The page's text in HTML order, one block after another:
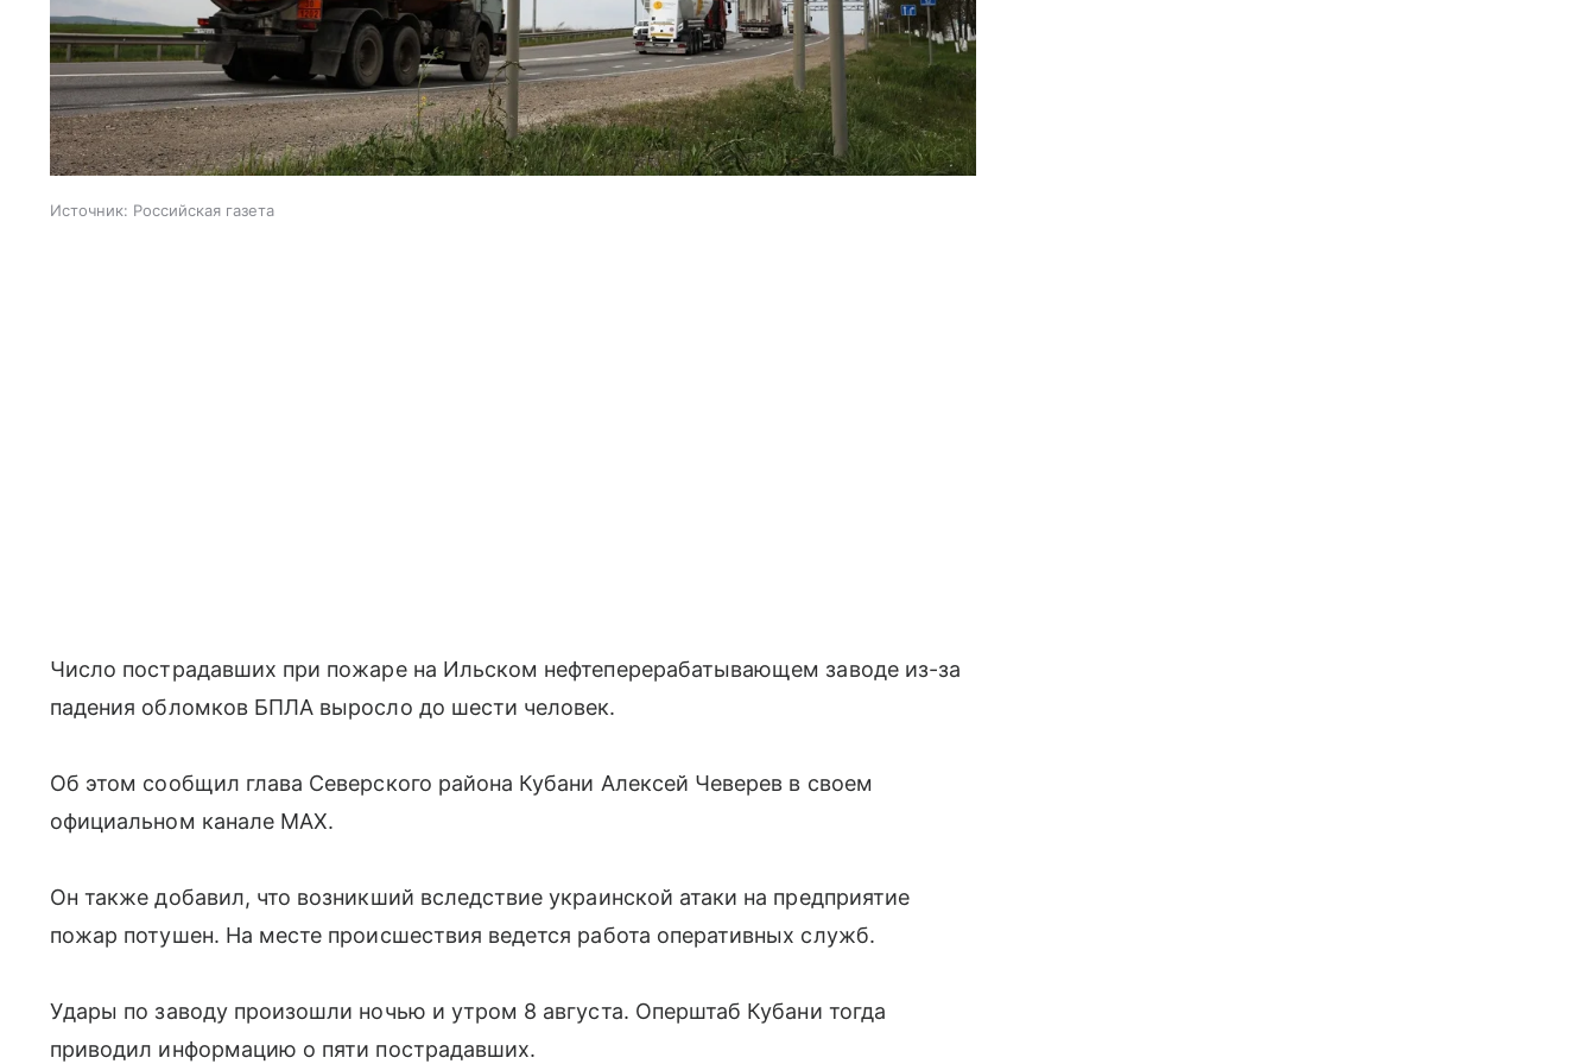
Источник: Российская газета
Число пострадавших при пожаре на Ильском нефтеперерабатывающем заводе из-за
падения обломков БПЛА выросло до шести человек.
Об этом сообщил глава Северского района Кубани Алексей Чеверев в своем
официальном канале MAX.
Он также добавил, что возникший вследствие украинской атаки на предприятие
пожар потушен. На месте происшествия ведется работа оперативных служб.
Удары по заводу произошли ночью и утром 8 августа. Оперштаб Кубани тогда
приводил информацию о пяти пострадавших.